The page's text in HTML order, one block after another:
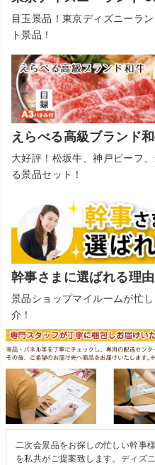
目玉景品！東京ディズニーラ
ト景品！
えらべる高級ブランド
大好評！松坂牛、神戸ビーフ
る景品セット！
幹事さまに選ばれる理由
景品ショップマイルームが忙
介！
二次会景品をお探しの忙しい幹事
を私共がご提案致します。ディズ